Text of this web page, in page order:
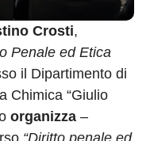
Crosti,
Penale ed Etica
il Dipartimento di
Chimica “Giulio
organizza –